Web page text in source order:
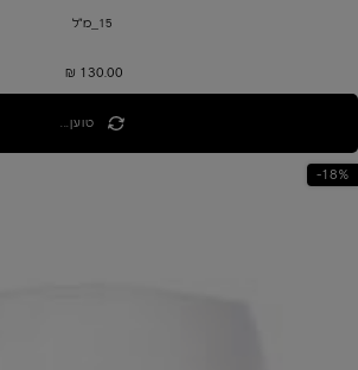
15_מ"ל
130.00 ₪
טוען...
18%-